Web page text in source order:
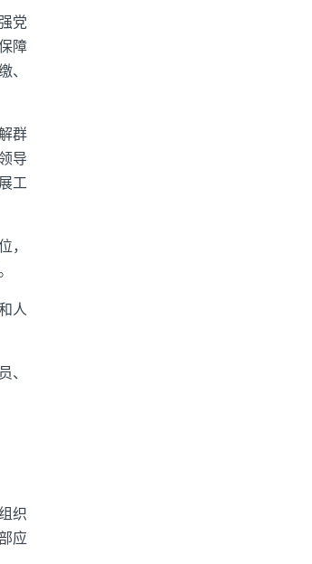
党
障
、
群
导
工
，
人
、
织
应